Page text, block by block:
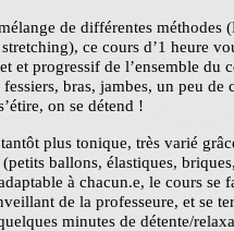
de différentes méthodes
ce cours d’1 heure
et progressif de l’ensemble du
bras, jambes, un peu
on se détend !
plus tonique, très varié
(petits ballons, élastiques,
à chacun.e, le cours se
de la professeure, et se
minutes de détente/